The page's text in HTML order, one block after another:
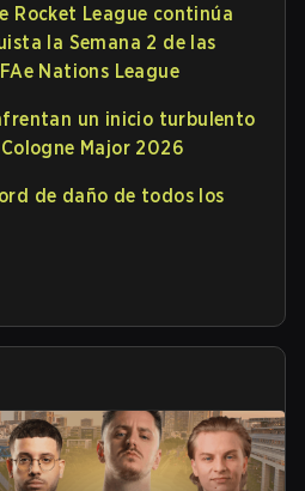
Rocket League continúa
la Semana 2 de las
Nations League
un inicio turbulento
Major 2026
de daño de todos los